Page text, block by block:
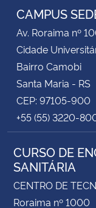
CAMPUS
Av. Roraima nº
Cidade
Bairro Camobi
Santa Maria - RS
CEP: 97105-900
+55 (55) 3220-
CURSO DE
SANITÁRIA
CENTRO DE
Roraima nº 1000